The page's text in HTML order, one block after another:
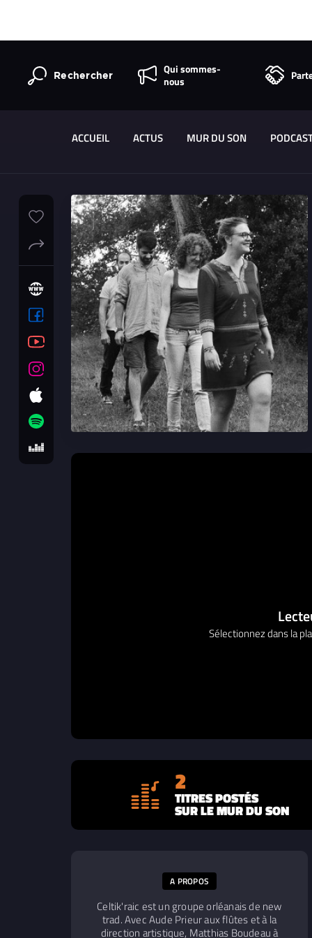
Rechercher
Qui sommes-
nous
ACCUEIL ACTUS MUR DU SON
Sélectionnez dans la
2
TITRES POSTÉS
SUR LE MUR DU SON
A PROPOS
Celtik'raic est un groupe orléanais de new
trad. Avec Aude Prieur aux flûtes et à la
direction artistique, Matthias Boudeau à